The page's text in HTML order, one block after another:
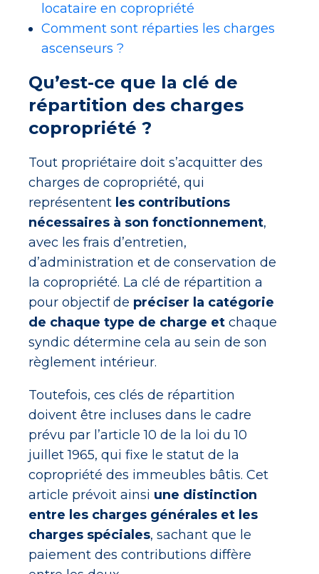
locataire en copropriété
Comment sont réparties les charges
ascenseurs ?
Qu’est-ce que la clé de
répartition des charges
copropriété ?
Tout propriétaire doit s’acquitter des
charges de copropriété, qui
représentent les contributions
nécessaires à son fonctionnement,
avec les frais d’entretien,
d’administration et de conservation de
la copropriété. La clé de répartition a
pour objectif de préciser la catégorie
de chaque type de charge et chaque
syndic détermine cela au sein de son
règlement intérieur.
Toutefois, ces clés de répartition
doivent être incluses dans le cadre
prévu par l’article 10 de la loi du 10
juillet 1965, qui fixe le statut de la
copropriété des immeubles bâtis. Cet
article prévoit ainsi une distinction
entre les charges générales et les
charges spéciales, sachant que le
paiement des contributions diffère